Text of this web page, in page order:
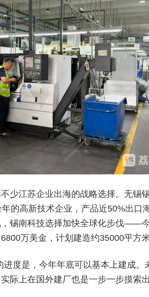
少江苏企业出海的战略选择。无锡
的高新技术企业，产品近50%出口
锡南科技选择加快全球化步伐——
万美金，计划建造约35000平方米
度是，今年年底可以基本上建成。
际上在国外建厂也是一步一步摸索